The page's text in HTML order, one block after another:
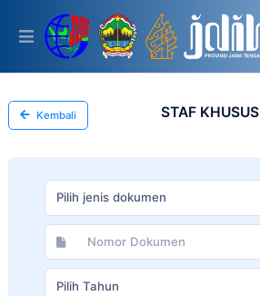
This
includes
accessibility
system.
Kembali STAF KHUSUS
Pilih jenis dokumen
Pilih Tahun